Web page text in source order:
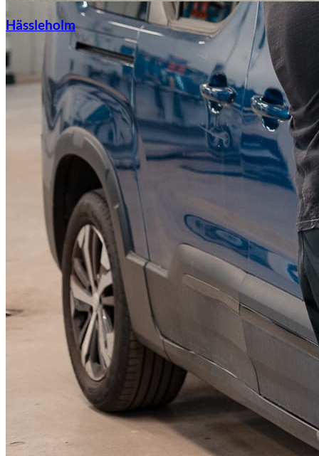
KGM Pickups
Fordonstyp
PickupTransportbilPersonbil
Visa alla fordon
Hässleholm